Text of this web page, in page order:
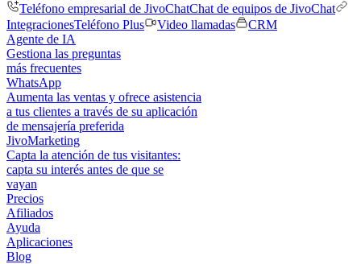
Teléfono empresarial de JivoChatChat de equipos de JivoChat
IntegracionesTeléfono Plus Video llamadas
CRM
Agente de IA
Gestiona las preguntas
más frecuentes
WhatsApp
Aumenta las ventas y ofrece asistencia
a tus clientes a través de su aplicación
de mensajería preferida
JivoMarketing
Capta la atención de tus visitantes:
capta su interés antes de que se
vayan
Precios
Afiliados
Ayuda
Aplicaciones
Blog